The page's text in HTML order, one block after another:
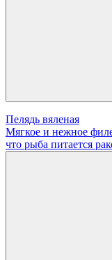
Пелядь вяленая
Мягкое и нежное
что рыба питается